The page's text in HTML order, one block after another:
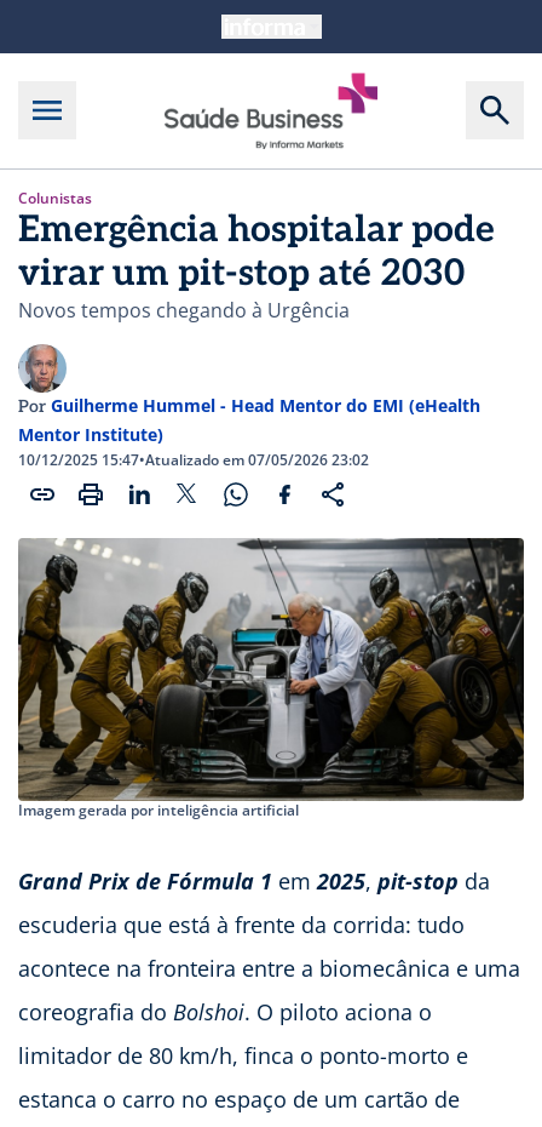
Colunistas
Emergência hospitalar pode
virar um pit-stop até 2030
Novos tempos chegando à Urgência
Por Guilherme Hummel - Head Mentor do EMI (eHealth
Mentor Institute)
10/12/2025 15:47•Atualizado em 07/05/2026 23:02
Imagem gerada por inteligência artificial
Grand Prix de Fórmula 1 em2025, pit-stop da
escuderia que está à frente da corrida: tudo
acontece na fronteira entre a biomecânica e uma
coreografia do Bolshoi. O piloto aciona o
limitador de 80 km/h, finca o ponto-morto e
estanca o carro no espaço de um cartão de